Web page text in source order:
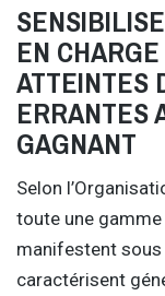
EN
ATTEINTES
ERRANTES
GAGNANT
Selon
toute une
manifestent
caractérisent